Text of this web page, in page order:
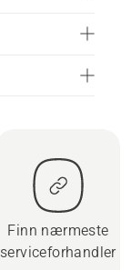
Finn nærmeste
serviceforhandler